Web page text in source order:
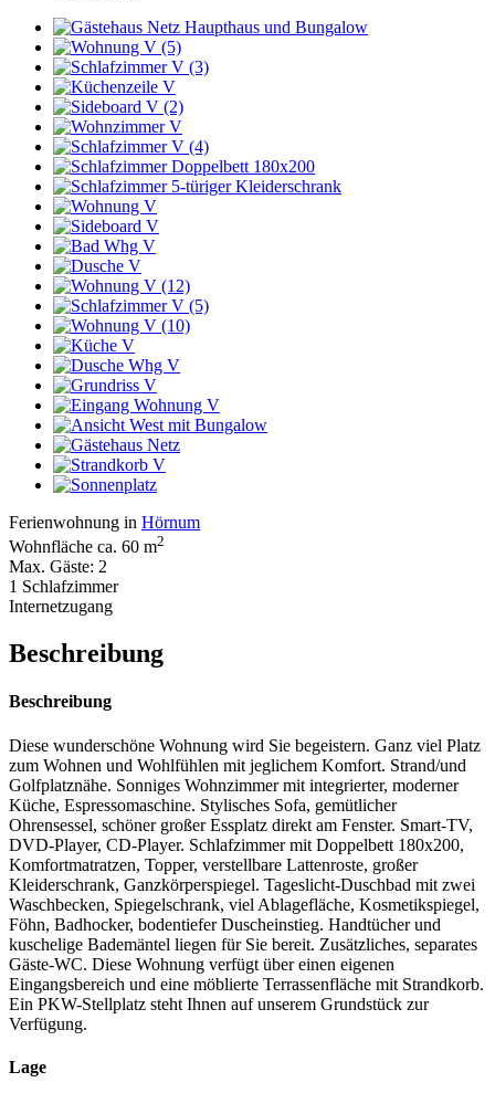
Ferienwohnung in Hörnum
Wohnfläche ca. 60 m2
Max. Gäste: 2
1 Schlafzimmer
Internetzugang
Beschreibung
Beschreibung
Diese wunderschöne Wohnung wird Sie begeistern. Ganz viel Platz
zum Wohnen und Wohlfühlen mit jeglichem Komfort. Strand/und
Golfplatznähe. Sonniges Wohnzimmer mit integrierter, moderner
Küche, Espressomaschine. Stylisches Sofa, gemütlicher
Ohrensessel, schöner großer Essplatz direkt am Fenster. Smart-TV,
DVD-Player, CD-Player. Schlafzimmer mit Doppelbett 180x200,
Komfortmatratzen, Topper, verstellbare Lattenroste, großer
Kleiderschrank, Ganzkörperspiegel. Tageslicht-Duschbad mit zwei
Waschbecken, Spiegelschrank, viel Ablagefläche, Kosmetikspiegel,
Föhn, Badhocker, bodentiefer Duscheinstieg. Handtücher und
kuschelige Bademäntel liegen für Sie bereit. Zusätzliches, separates
Gäste-WC. Diese Wohnung verfügt über einen eigenen
Eingangsbereich und eine möblierte Terrassenfläche mit Strandkorb.
Ein PKW-Stellplatz steht Ihnen auf unserem Grundstück zur
Verfügung.
Lage